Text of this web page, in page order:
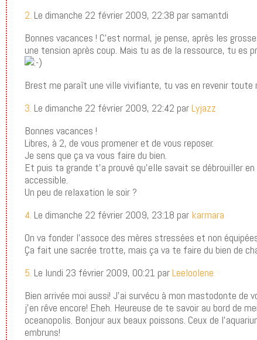
2. Le dimanche 22 février 2009, 22:38 par samantdi
Bonnes vacances ! C’est normal, je pense, après les
une tension après coup. Mais tu as de la ressource, tu es
Brest me paraît une ville vivifiante, tu vas en revenir toute
3. Le dimanche 22 février 2009, 22:42 parLyjazz
Bonnes vacances !
Libres, à 2, de vous promener et de vous reposer.
Je sens que ça va vous faire du bien.
Et puis ta grande t’a prouvé qu’elle savait se débrouiller
accessible.
Un peu de relaxation le soir ?
4. Le dimanche 22 février 2009, 23:18 par karmara
On va fonder l’assoce des mères stressées et non
Ça fait une sacrée trotte, mais ça va te faire du bien de
5. Le lundi 23 février 2009, 00:21 parLeeloolene
Bien arrivée moi aussi! J’ai survécu à mon mastodonte de
j’en rêve encore! Eheh. Heureuse de te savoir au bord de
oceanopolis. Bonjour aux beaux poissons. Ceux de
embruns!